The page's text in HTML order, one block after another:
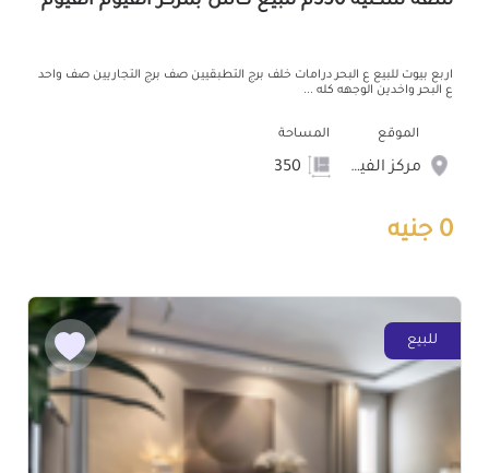
اربع بيوت للبيع ع البحر درامات خلف برج التطبقيين صف برج التجاريين صف واحد
ع البحر واخدين الوجهه كله ...
الموقع
مركز الفيوم
المساحة
0 جنيه
للبيع